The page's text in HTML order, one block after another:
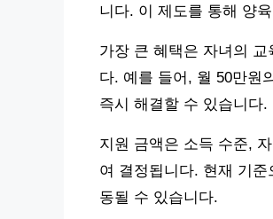
니다. 이 제도를 통해 양
가장 큰 혜택은 자녀의
다. 예를 들어, 월 50만원
즉시 해결할 수 있습니다.
지원 금액은 소득 수준,
여 결정됩니다. 현재 기
동될 수 있습니다.